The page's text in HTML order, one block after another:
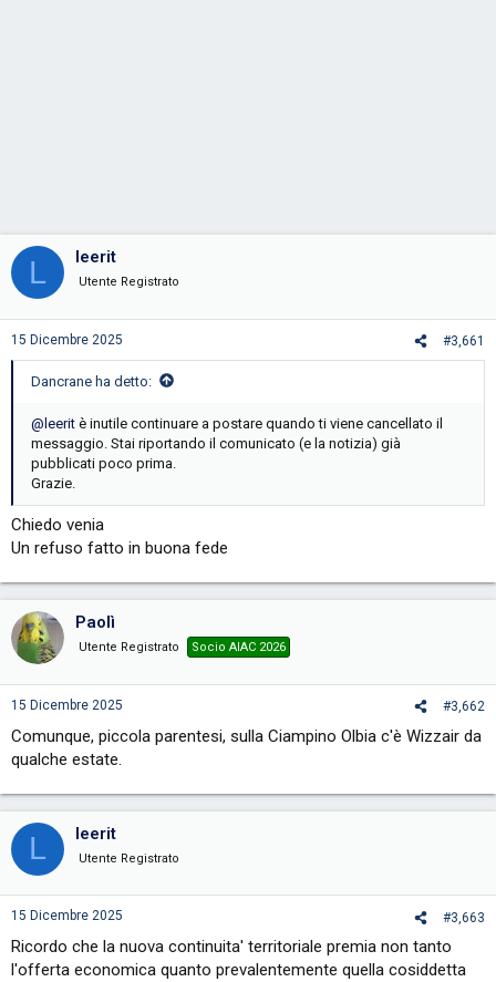
L leerit
Utente Registrato
15 Dicembre 2025 #3,661
Dancrane ha detto:
@leerit è inutile continuare a postare quando ti viene cancellato il
messaggio. Stai riportando il comunicato (e la notizia) già
pubblicati poco prima.
Grazie.
Chiedo venia
Un refuso fatto in buona fede
Paolì
Utente Registrato Socio AIAC 2026
15 Dicembre 2025 #3,662
Comunque, piccola parentesi, sulla Ciampino Olbia c'è Wizzair da
qualche estate.
L leerit
Utente Registrato
15 Dicembre 2025 #3,663
Ricordo che la nuova continuita' territoriale premia non tanto
l'offerta economica quanto prevalentemente quella cosiddetta